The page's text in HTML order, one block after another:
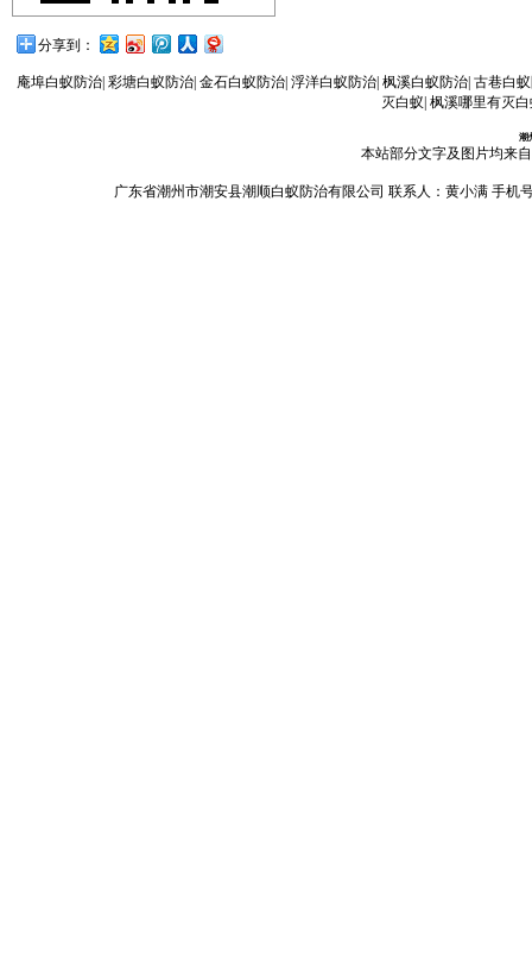
分享到：
庵埠白蚁防治| 彩塘白蚁防治| 金石白蚁防治| 浮洋白蚁防治| 枫溪白蚁防治| 古巷白
灭白蚁 枫溪哪里有灭白
潮
本站部分文字及图片均来
广东省潮州市潮安县潮顺白蚁防治有限公司 联系人：黄小满 手机